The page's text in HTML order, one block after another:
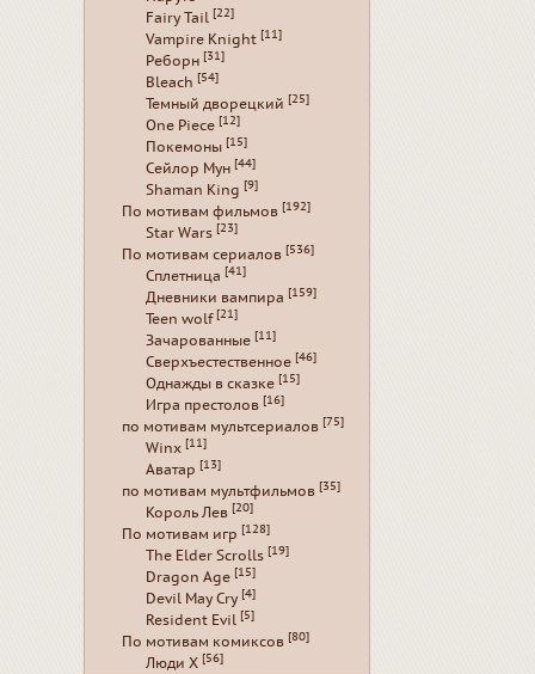
Fairy Tail [22]
Vampire Knight [11]
Реборн [31]
Bleach [54]
Темный дворецкий [25]
One Piece [12]
Покемоны [15]
Сейлор Мун [44]
Shaman King [9]
По мотивам фильмов [192]
Star Wars [23]
По мотивам сериалов [536]
Сплетница [41]
Дневники вампира [159]
Teen wolf [21]
Зачарованные [11]
Сверхъестественное [46]
Однажды в сказке [15]
Игра престолов [16]
по мотивам мультсериалов [75]
Winx [11]
Аватар [13]
по мотивам мультфильмов [35]
Король Лев [20]
По мотивам игр [128]
The Elder Scrolls [19]
Dragon Age [15]
Devil May Cry [4]
Resident Evil [5]
По мотивам комиксов [80]
Люди Х [56]